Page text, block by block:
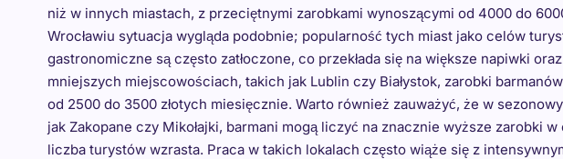
niż w innych miastach, z przeciętnymi zarobkami wynoszącymi od 4000 do
Wrocławiu sytuacja wygląda podobnie; popularność tych miast jako celów
gastronomiczne są często zatłoczone, co przekłada się na większe napiwki
mniejszych miejscowościach, takich jak Lublin czy Białystok, zarobki
od 2500 do 3500 złotych miesięcznie. Warto również zauważyć, że w
jak Zakopane czy Mikołajki, barmani mogą liczyć na znacznie wyższe zarobki
liczba turystów wzrasta. Praca w takich lokalach często wiąże się z